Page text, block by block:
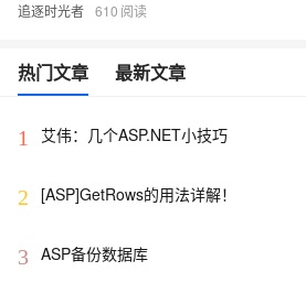
追逐时光者 610
热门文章 最新文章
1 艾伟：几个ASP.NET小技巧
2 [ASP]GetRows的用法详解！
3 ASP备份数据库